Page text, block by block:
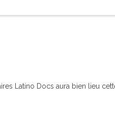
Latino Docs aura bien lieu